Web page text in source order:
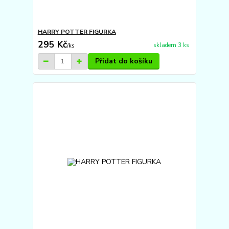
HARRY POTTER FIGURKA
295 Kč/ks skladem 3 ks
Přidat do košíku